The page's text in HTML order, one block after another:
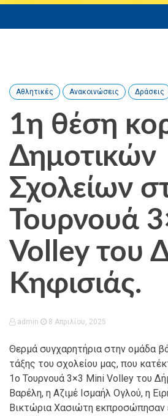
Αθλητικές Ανακοινώσεις Δράσεις
1η θέση
Δημοτικών
Σχολείων
Τουρνουά
Volley του
Κηφισιάς.
admin 8 Απριλίου, 2025
Θερμά συγχαρητήρια στην ομάδα
τάξης του σχολείου μας, που
1ο Τουρνουά 3×3 Μini Volley του
Βαρέλη, η Αζιμέ Ισμαήλ Ογλού, η
Βικτώρια Χασιώτη εκπροσώπησαν